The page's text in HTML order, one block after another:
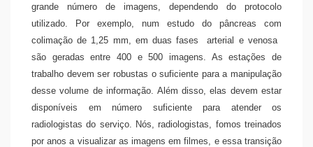
grande número de imagens, dependendo do protocolo
utilizado. Por exemplo, num estudo do pâncreas com
colimação de 1,25 mm, em duas fases  arterial e venosa 
são geradas entre 400 e 500 imagens. As estações de
trabalho devem ser robustas o suficiente para a manipulação
desse volume de informação. Além disso, elas devem estar
disponíveis em número suficiente para atender os
radiologistas do serviço. Nós, radiologistas, fomos treinados
por anos a visualizar as imagens em filmes, e essa transição